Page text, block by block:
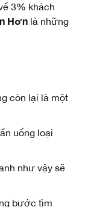
3% khách
Hơn là những
còn lại là một
uống loại
như vậy sẽ
bước tìm